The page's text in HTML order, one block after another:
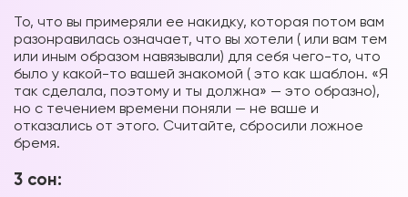
То, что вы примеряли ее накидку, которая потом вам
разонравилась означает, что вы хотели ( или вам тем
или иным образом навязывали) для себя чего-то, что
было у какой-то вашей знакомой ( это как шаблон. «Я
так сделала, поэтому и ты должна» — это образно),
но с течением времени поняли — не ваше и
отказались от этого. Считайте, сбросили ложное
бремя.
3 сон: